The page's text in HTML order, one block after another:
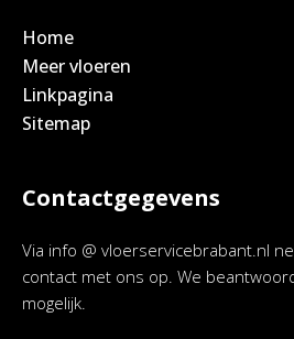
Home
Meer vloeren
Linkpagina
Sitemap
Contactgegevens
Via info @ vloerservicebrabant.nl
contact met ons op. We
mogelijk.